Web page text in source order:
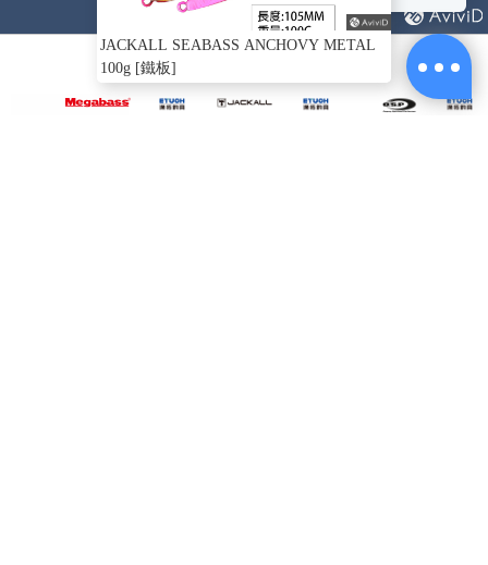
猜你喜歡
JACKALL SEABASS ANCHOVY METAL
100g [鐵板]